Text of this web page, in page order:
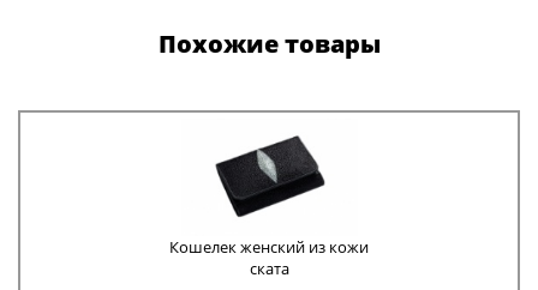
Похожие товары
Кошелек женский из кожи
ската